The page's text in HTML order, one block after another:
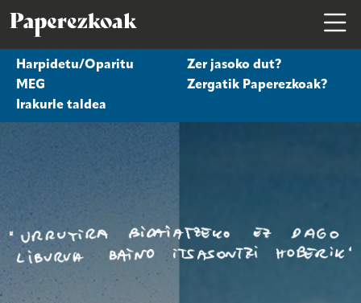
PAPEREZKOAK 0-2
PAPEREZKOAK HELDUAK
Harpidetu/Oparitu
Zer jasoko dut?
MEG
Zergatik Paperezkoak?
Irakurle taldea